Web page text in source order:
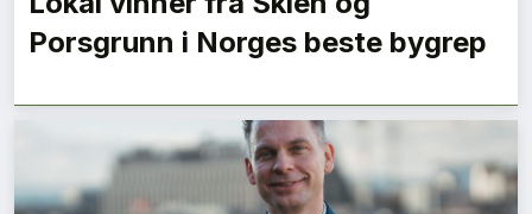
Porsgrunn i Norges beste bygrep